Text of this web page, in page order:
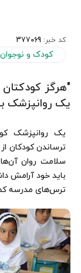
کد خبر: 377069
کودک و نوجوان
"هرگز کودکتان
یک روانپزشک
یک روانپزشک
ترساندن کودکان
سلامت روان آن‌ها
باید خود آرامش
ترس‌های مدرسه